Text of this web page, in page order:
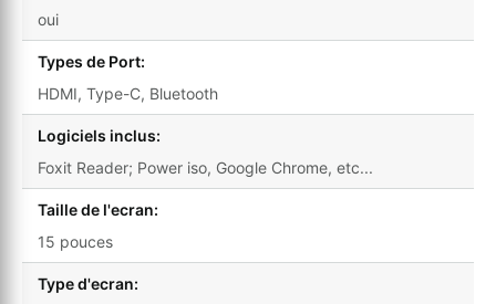
oui
Types de Port:
HDMI, Type-C, Bluetooth
Logiciels inclus:
Foxit Reader; Power iso, Google Chrome, etc...
Taille de l'ecran:
15 pouces
Type d'ecran: